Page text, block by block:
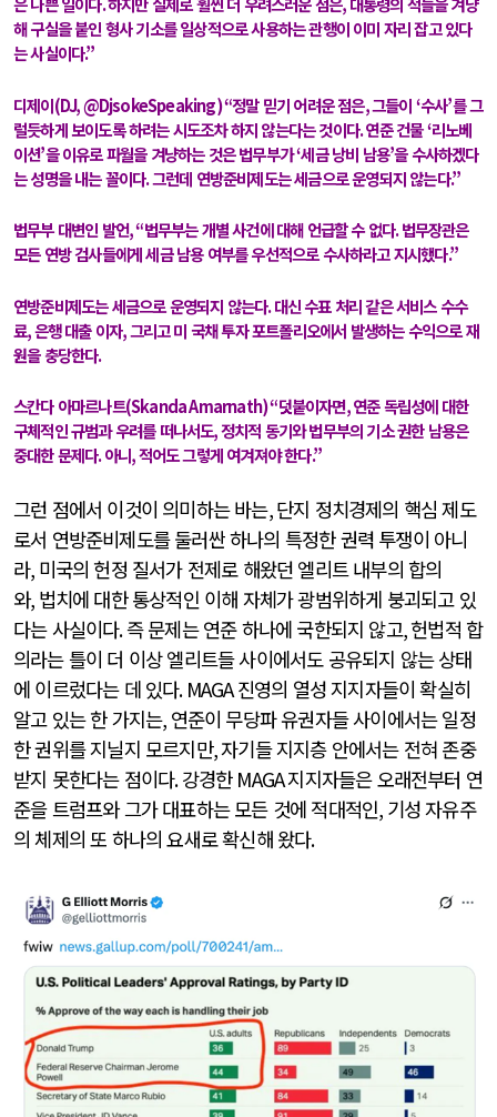
해 구실을 붙인 형사 기소를 일상적으로 사용하는 관행이 이미 자리 잡고 있다
는 사실이다.”
디제이(DJ, @DjsokeSpeaking)“정말 믿기 어려운 점은,그들이‘수사’를 그
럴듯하게 보이도록 하려는 시도조차 하지 않는다는 것이다.연준 건물‘리노베
이션’을 이유로 파월을 겨냥하는 것은 법무부가‘세금 낭비 남용’을 수사하겠다
는 성명을 내는 꼴이다.그런데 연방준비제도는 세금으로 운영되지 않는다.”
법무부 대변인 발언, “법무부는 개별 사건에 대해 언급할 수 없다.법무장관은
모든 연방 검사들에게 세금 남용 여부를 우선적으로 수사하라고 지시했다.”
연방준비제도는 세금으로 운영되지 않는다.대신 수표 처리 같은 서비스 수수
료,은행 대출 이자,그리고 미 국채 투자 포트폴리오에서 발생하는 수익으로 재
원을 충당한다.
스칸다 아마르나트(Skanda Amarnath)“덧붙이자면,연준 독립성에 대한
구체적인 규범과 우려를 떠나서도,정치적 동기와 법무부의 기소 권한 남용은
중대한 문제다.아니,적어도 그렇게 여겨져야 한다.”
그런 점에서 이것이 의미하는 바는,단지 정치경제의 핵심 제도
로서 연방준비제도를 둘러싼 하나의 특정한 권력 투쟁이 아니
라, 미국의 헌정 질서가 전제로 해왔던 엘리트 내부의 합의
와, 법치에 대한 통상적인 이해 자체가 광범위하게 붕괴되고 있
다는 사실이다.즉 문제는 연준 하나에 국한되지 않고,헌법적 합
의라는 틀이 더 이상 엘리트들 사이에서도 공유되지 않는 상태
에 이르렀다는 데 있다. MAGA진영의 열성 지지자들이 확실히
알고 있는 한 가지는, 연준이 무당파 유권자들 사이에서는 일정
한 권위를 지닐지 모르지만,자기들 지지층 안에서는 전혀 존중
받지 못한다는 점이다.강경한 MAGA지지자들은 오래전부터 연
준을 트럼프와 그가 대표하는 모든 것에 적대적인, 기성 자유주
의 체제의 또 하나의 요새로 확신해 왔다.